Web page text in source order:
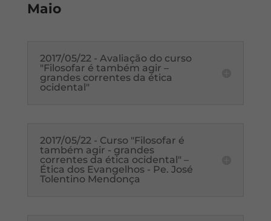
Maio
2017/05/22 - Avaliação do curso
"Filosofar é também agir –
grandes correntes da ética
ocidental"
2017/05/22 - Curso "Filosofar é
também agir - grandes
correntes da ética ocidental" –
Ética dos Evangelhos - Pe. José
Tolentino Mendonça